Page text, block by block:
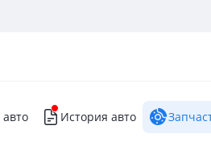
История авто